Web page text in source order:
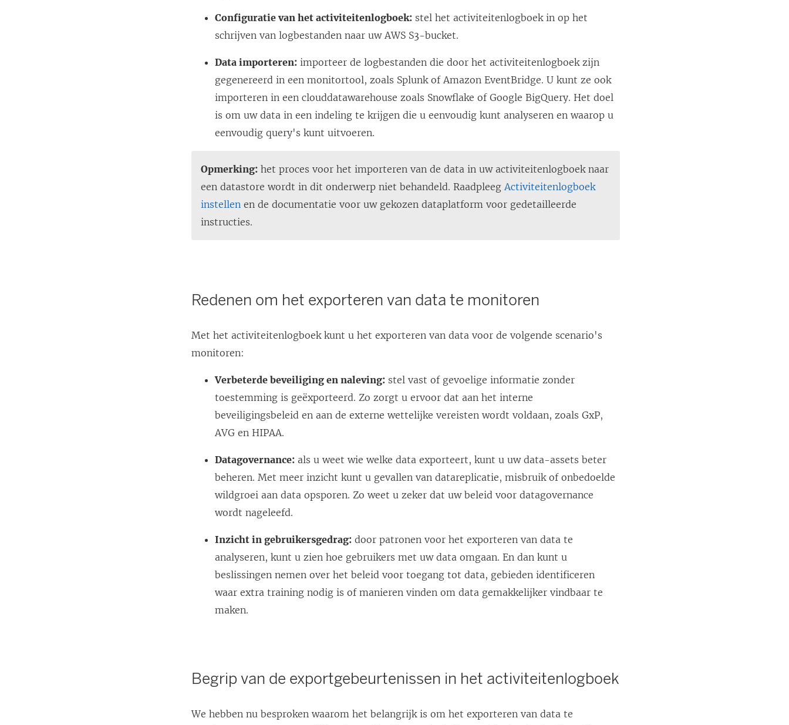
Configuratie van het activiteitenlogboek: stel het activiteitenlogboek in op het
schrijven van logbestanden naar uw AWS S3-bucket.
Data importeren: importeer de logbestanden die door het activiteitenlogboek zijn
gegenereerd in een monitortool, zoals Splunk of Amazon EventBridge. U kunt ze ook
importeren in een clouddatawarehouse zoals Snowflake of Google BigQuery. Het doel
is om uw data in een indeling te krijgen die u eenvoudig kunt analyseren en waarop u
eenvoudig query's kunt uitvoeren.
Opmerking: het proces voor het importeren van de data in uw activiteitenlogboek naar
een datastore wordt in dit onderwerp niet behandeld. RaadpleegActiviteitenlogboek
instellen en de documentatie voor uw gekozen dataplatform voor gedetailleerde
instructies.
Redenen om het exporteren van data te monitoren
Met het activiteitenlogboek kunt u het exporteren van data voor de volgende scenario's
monitoren:
Verbeterde beveiliging en naleving: stel vast of gevoelige informatie zonder
toestemming is geëxporteerd. Zo zorgt u ervoor dat aan het interne
beveiligingsbeleid en aan de externe wettelijke vereisten wordt voldaan, zoals GxP,
AVG en HIPAA.
Datagovernance: als u weet wie welke data exporteert, kunt u uw data-assets beter
beheren. Met meer inzicht kunt u gevallen van datareplicatie, misbruik of onbedoelde
wildgroei aan data opsporen. Zo weet u zeker dat uw beleid voor datagovernance
wordt nageleefd.
Inzicht in gebruikersgedrag: door patronen voor het exporteren van data te
analyseren, kunt u zien hoe gebruikers met uw data omgaan. En dan kunt u
beslissingen nemen over het beleid voor toegang tot data, gebieden identificeren
waar extra training nodig is of manieren vinden om data gemakkelijker vindbaar te
maken.
Begrip van de exportgebeurtenissen in het activiteitenlogboek
We hebben nu besproken waarom het belangrijk is om het exporteren van data te